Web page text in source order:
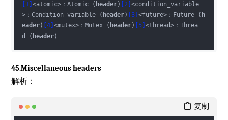
[1] <atomic>：Atomic ( header) [2] <condition_variable
>：Condition variable ( header) [3] <future>：Future ( h
eader) [4] <mutex>：Mutex ( header) [5] <thread>：Threa
d ( header)
45.Miscellaneous headers
解析：
复制